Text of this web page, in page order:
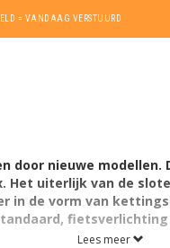
= VANDAAG VERSTUURD
door nieuwe
Het uiterlijk van de
in de vorm van
Lees meer